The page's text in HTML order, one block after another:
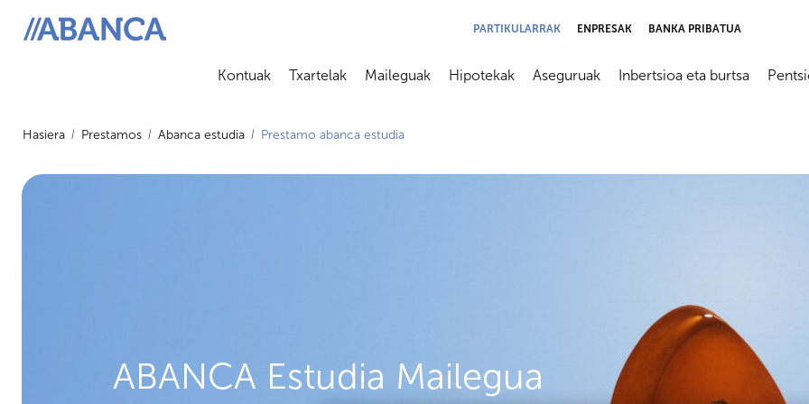
ABANCA
PARTIKULARRAK ENPRESAK BANKA PRIBATUA
Kontuak
Abrir submenú
Txartelak
Abrir submenú
Maileguak
Abrir submenú
Hipotekak
Abrir submenú
Aseguruak
Abrir submenú
Inbertsioa eta burtsa
Abrir
Hasiera Prestamos Abanca estudia Prestamo abanca estudia
ABANCA Estudia Mailegua